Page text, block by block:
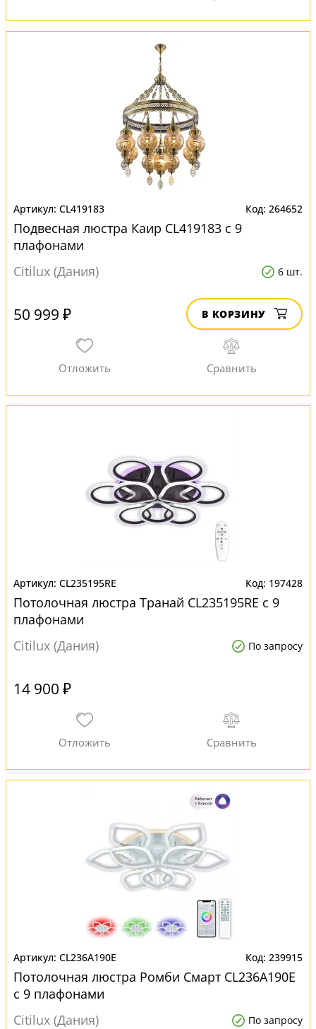
CL419183 264652
Подвесная люстра Каир CL419183 с 9
плафонами
Citilux (Дания)
6 шт.
50 999 ₽ В КОРЗИНУ
CL235195RE 197428
Потолочная люстра Транай CL235195RE с 9
плафонами
Citilux (Дания)
По запросу
14 900 ₽
CL236A190E 239915
Потолочная люстра Ромби Смарт CL236A190E
с 9 плафонами
Citilux (Дания)
По запросу